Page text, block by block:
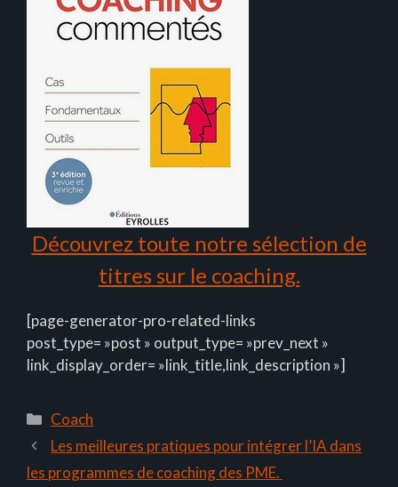
Découvrez toute notre sélection de
titres sur le coaching.
[page-generator-pro-related-links
post_type= »post » output_type= »prev_next »
link_display_order= »link_title,link_description »]
Catégories
Coach
Les meilleures pratiques pour intégrer l’IA dans
les programmes de coaching des PME.